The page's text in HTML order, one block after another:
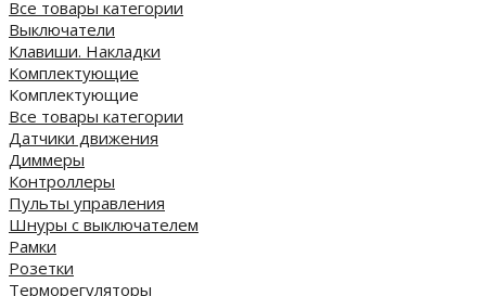
Все товары категории
Выключатели
Клавиши. Накладки
Комплектующие
Комплектующие
Все товары категории
Датчики движения
Диммеры
Контроллеры
Пульты управления
Шнуры с выключателем
Рамки
Розетки
Терморегуляторы